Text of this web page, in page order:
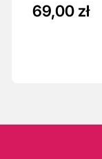
69,00 zł